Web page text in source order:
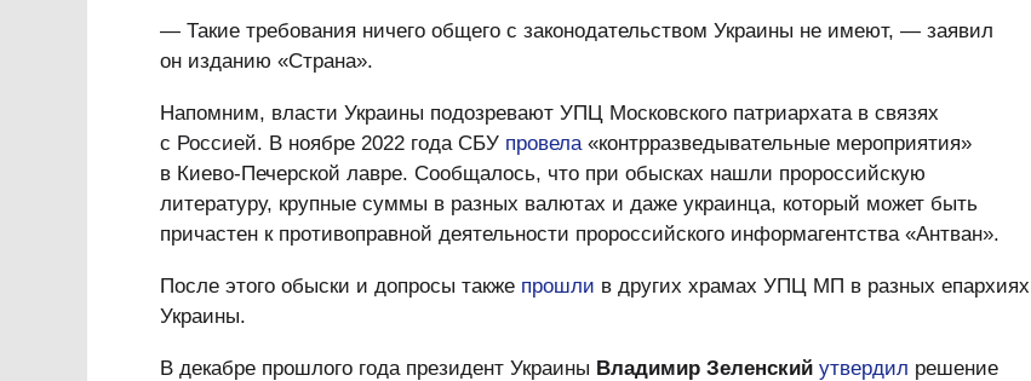
— Такие требования ничего общего с законодательством Украины не имеют, — заявил
он изданию «Страна».
Напомним, власти Украины подозревают УПЦ Московского патриархата в связях
с Россией. В ноябре 2022 года СБУ провела«контрразведывательные мероприятия»
в Киево-Печерской лавре. Сообщалось, что при обысках нашли пророссийскую
литературу, крупные суммы в разных валютах и даже украинца, который может быть
причастен к противоправной деятельности пророссийского информагентства «Антван».
После этого обыски и допросы также прошли в других храмах УПЦ МП в разных епархиях
Украины.
В декабре прошлого года президент Украины Владимир Зеленский утвердил решение